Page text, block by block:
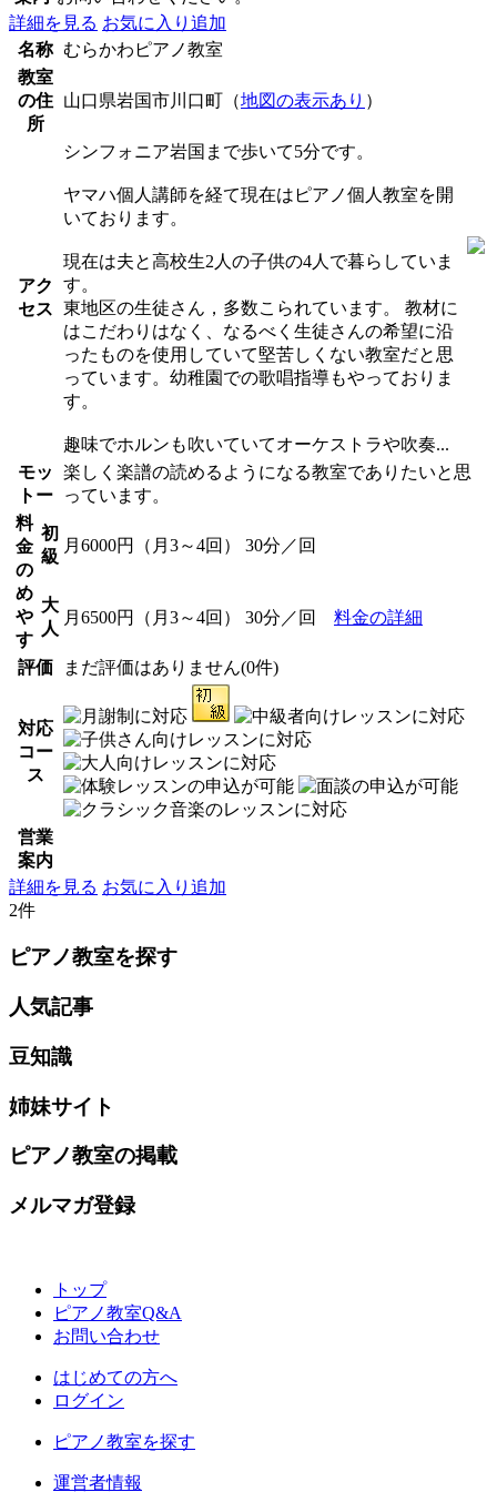
詳細を見る お気に入り追加
名称 むらかわピアノ教室
教室
の住
所
山口県岩国市川口町（地図の表示あり ）
アク
セス
シンフォニア岩国まで歩いて5分です。
ヤマハ個人講師を経て現在はピアノ個人教室を開
いております。
現在は夫と高校生2人の子供の4人で暮らしていま
す。
東地区の生徒さん，多数こられています。 教材に
はこだわりはなく、なるべく生徒さんの希望に沿
ったものを使用していて堅苦しくない教室だと思
っています。幼稚園での歌唱指導もやっておりま
す。
趣味でホルンも吹いていてオーケストラや吹奏...
モッ
トー
楽しく楽譜の読めるようになる教室でありたいと思
っています。
料
金
の
め
や
す
初
級
月6000円（月3～4回） 30分／回
大
人
月6500円（月3～4回） 30分／回 料金の詳細
評価 まだ評価はありません(0件)
対応
コー
ス
営業
案内
詳細を見る お気に入り追加
2件
ピアノ教室を探す
人気記事
豆知識
姉妹サイト
ピアノ教室の掲載
メルマガ登録
トップ
ピアノ教室Q&A
お問い合わせ
はじめての方へ
ログイン
ピアノ教室を探す
運営者情報